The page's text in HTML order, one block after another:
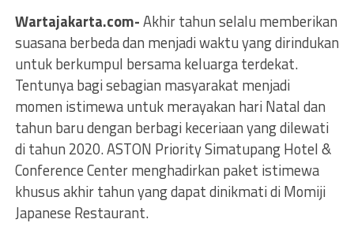
Wartajakarta.com-Akhir tahun selalu memberikan
suasana berbeda dan menjadi waktu yang dirindukan
untuk berkumpul bersama keluarga terdekat.
Tentunya bagi sebagian masyarakat menjadi
momen istimewa untuk merayakan hari Natal dan
tahun baru dengan berbagi keceriaan yang dilewati
di tahun 2020. ASTON Priority Simatupang Hotel &
Conference Center menghadirkan paket istimewa
khusus akhir tahun yang dapat dinikmati di Momiji
Japanese Restaurant.